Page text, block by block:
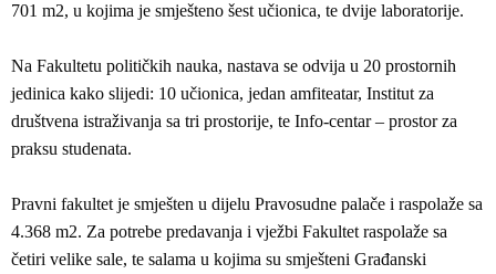
701 m2, u kojima je smješteno šest učionica, te dvije laboratorije.
Na Fakultetu političkih nauka, nastava se odvija u 20 prostornih
jedinica kako slijedi: 10 učionica, jedan amfiteatar, Institut za
društvena istraživanja sa tri prostorije, te Info-centar – prostor za
praksu studenata.
Pravni fakultet je smješten u dijelu Pravosudne palače i raspolaže sa
4.368 m2. Za potrebe predavanja i vježbi Fakultet raspolaže sa
četiri velike sale, te salama u kojima su smješteni Građanski